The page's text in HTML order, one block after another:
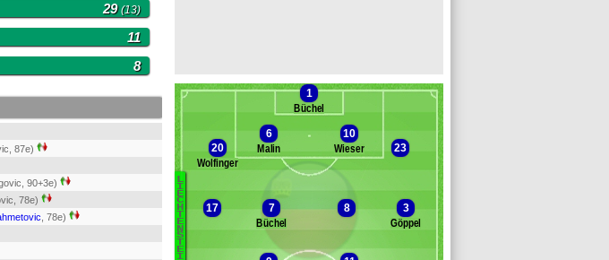
29(13)
11
8
87e)
90+3e)
78e)
, 78e)
L
I
E
C
H
T
E
N
S
T
E
I
1
Büchel
6
Malin
10
Wieser
20
Wolfinger
23
17
7
Büchel
8
3
Göppel